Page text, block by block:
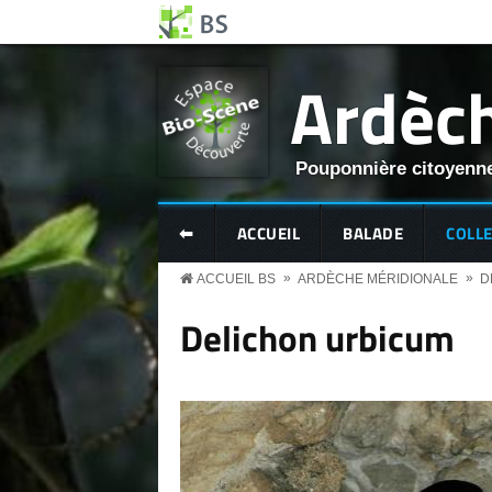
Aller au contenu principal
Pouponnière
BS MENU
⬅ ACCUEIL BALADE
ACCUEIL BS » ARDÈCHE MÉRIDIONALE »
Delichon urbicum
Panneau de gestion des cookies